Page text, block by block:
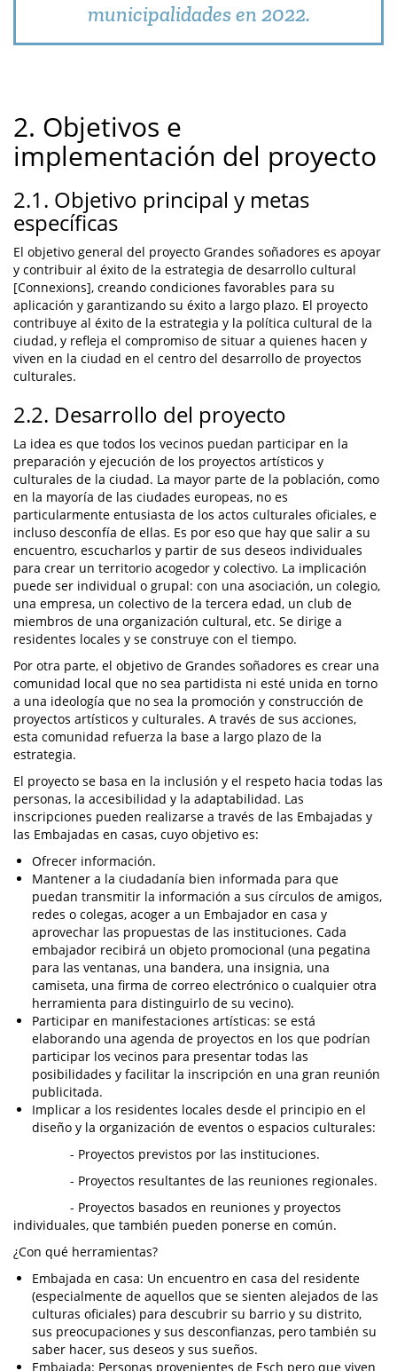
municipalidades en 2022.
2. Objetivos e
implementación del proyecto
2.1. Objetivo principal y metas
específicas
El objetivo general del proyecto Grandes soñadores es apoyar
y contribuir al éxito de la estrategia de desarrollo cultural
[Connexions], creando condiciones favorables para su
aplicación y garantizando su éxito a largo plazo. El proyecto
contribuye al éxito de la estrategia y la política cultural de la
ciudad, y refleja el compromiso de situar a quienes hacen y
viven en la ciudad en el centro del desarrollo de proyectos
culturales.
2.2. Desarrollo del proyecto
La idea es que todos los vecinos puedan participar en la
preparación y ejecución de los proyectos artísticos y
culturales de la ciudad. La mayor parte de la población, como
en la mayoría de las ciudades europeas, no es
particularmente entusiasta de los actos culturales oficiales, e
incluso desconfía de ellas. Es por eso que hay que salir a su
encuentro, escucharlos y partir de sus deseos individuales
para crear un territorio acogedor y colectivo. La implicación
puede ser individual o grupal: con una asociación, un colegio,
una empresa, un colectivo de la tercera edad, un club de
miembros de una organización cultural, etc. Se dirige a
residentes locales y se construye con el tiempo.
Por otra parte, el objetivo de Grandes soñadores es crear una
comunidad local que no sea partidista ni esté unida en torno
a una ideología que no sea la promoción y construcción de
proyectos artísticos y culturales. A través de sus acciones,
esta comunidad refuerza la base a largo plazo de la
estrategia.
El proyecto se basa en la inclusión y el respeto hacia todas las
personas, la accesibilidad y la adaptabilidad. Las
inscripciones pueden realizarse a través de las Embajadas y
las Embajadas en casas, cuyo objetivo es:
Ofrecer información.
Mantener a la ciudadanía bien informada para que
puedan transmitir la información a sus círculos de amigos,
redes o colegas, acoger a un Embajador en casa y
aprovechar las propuestas de las instituciones. Cada
embajador recibirá un objeto promocional (una pegatina
para las ventanas, una bandera, una insignia, una
camiseta, una firma de correo electrónico o cualquier otra
herramienta para distinguirlo de su vecino).
Participar en manifestaciones artísticas: se está
elaborando una agenda de proyectos en los que podrían
participar los vecinos para presentar todas las
posibilidades y facilitar la inscripción en una gran reunión
publicitada.
Implicar a los residentes locales desde el principio en el
diseño y la organización de eventos o espacios culturales:
- Proyectos previstos por las instituciones.
- Proyectos resultantes de las reuniones regionales.
- Proyectos basados en reuniones y proyectos
individuales, que también pueden ponerse en común.
¿Con qué herramientas?
Embajada en casa: Un encuentro en casa del residente
(especialmente de aquellos que se sienten alejados de las
culturas oficiales) para descubrir su barrio y su distrito,
sus preocupaciones y sus desconfianzas, pero también su
saber hacer, sus deseos y sus sueños.
Embajada: Personas provenientes de Esch pero que viven